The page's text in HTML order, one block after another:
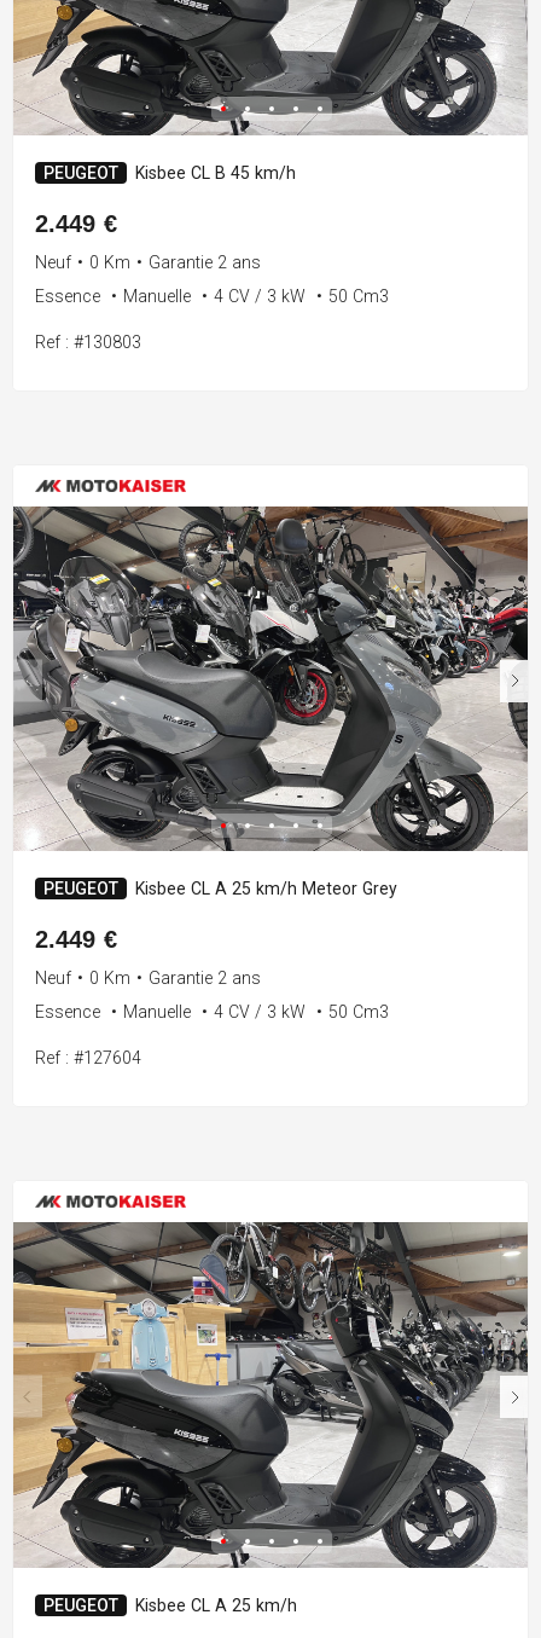
PEUGEOT Kisbee CL B 45 km/h
2.449 €
Neuf • 0 Km • Garantie 2 ans
Essence
• Manuelle • 4 CV / 3 kW • 50 Cm3
Ref : #130803
PEUGEOT Kisbee CL A 25 km/h Meteor Grey
2.449 €
Neuf • 0 Km • Garantie 2 ans
Essence
• Manuelle • 4 CV / 3 kW • 50 Cm3
Ref : #127604
PEUGEOT Kisbee CL A 25 km/h